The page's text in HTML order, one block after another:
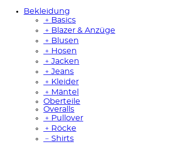
Bekleidung
﹢ Basics
﹢ Blazer & Anzüge
﹢ Blusen
﹢ Hosen
﹢ Jacken
﹢ Jeans
﹢ Kleider
﹢ Mäntel
Oberteile
Overalls
﹢ Pullover
﹢ Röcke
﹣ Shirts